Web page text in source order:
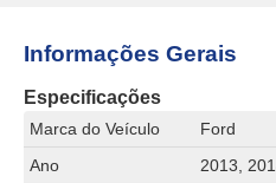
Informações Gerais
Especificações
Marca do Veículo
Ford
Ano
2013,